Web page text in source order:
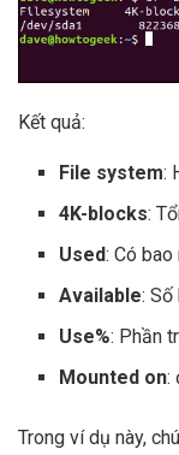
Kết quả:
File system:
4K-blocks:
Used: Có
Available:
Use%: Phần
Mounted on:
Trong ví dụ này,